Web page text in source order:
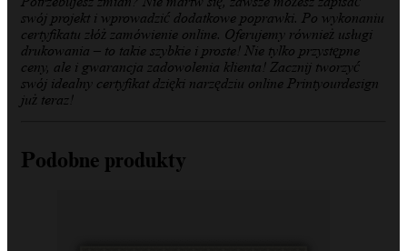
swój projekt i wprowadzić dodatkowe poprawki. Po wykonaniu
certyfikatu złóż zamówienie online. Oferujemy również usługi
drukowania – to takie szybkie i proste! Nie tylko przystępne
ceny, ale i gwarancja zadowolenia klienta! Zacznij tworzyć
swój idealny certyfikat dzięki narzędziu online Printyourdesign
już teraz!
Podobne produkty